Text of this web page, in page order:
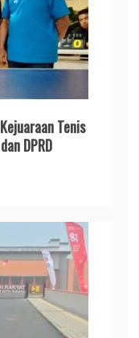
Tenis
DPRD